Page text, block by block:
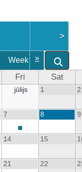
>
»
Week
Fri Sat
jūlijs 1 2
7 8 9
14 15
21 22